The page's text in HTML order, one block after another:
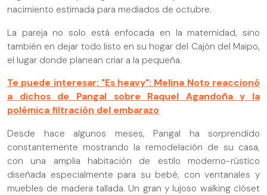
nacimiento estimada para mediados de octubre.
La pareja no solo está enfocada en la maternidad, sino
también en dejar todo listo en su hogar del Cajón del Maipo,
el lugar donde planean criar a la pequeña.
Te puede interesar: "Es heavy": Melina Noto reaccionó
a dichos de Pangal sobre Raquel Agandoña y la
polémica filtración del embarazo
Desde hace algunos meses, Pangal ha sorprendido
constantemente mostrando la remodelación de su casa,
con una amplia habitación de estilo moderno-rústico
diseñada especialmente para su bebé, con ventanales y
muebles de madera tallada. Un gran y lujoso walking clóset